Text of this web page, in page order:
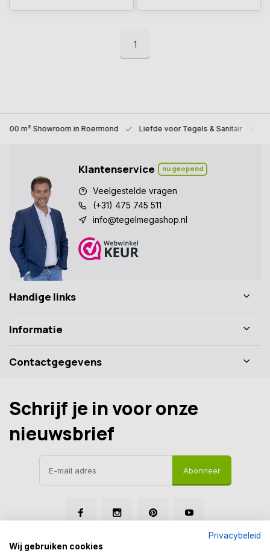
1
1000 m² Showroom in Roermond Liefde voorTegels & Sanitair
Klantenservice nu geopend
Veelgestelde vragen
(+31) 475 745 511
info@tegelmegashop.nl
Handige links
Informatie
Contactgegevens
Schrijf je in voor onze
nieuwsbrief
Abonneer
Privacybeleid
Wij gebruiken cookies